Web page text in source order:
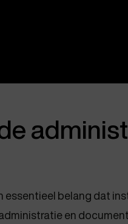
essentieel belang dat
en